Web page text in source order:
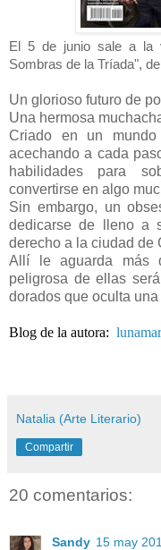
El 5 de junio sale a la
Sombras de la Tríada",
Un glorioso futuro de
Una hermosa
Criado en un
acechando a cada
habilidades para
convertirse en algo
Sin embargo, un
dedicarse de lleno a
derecho a la ciudad de
Allí le aguarda más
peligrosa de ellas
dorados que oculta
Blog de la autora:
Natalia (Arte Literario)
Compartir
20 comentarios:
Sandy 15 may